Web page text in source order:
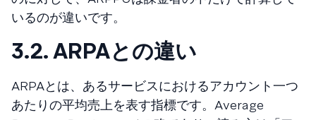
いるのが違いです。
3.2. ARPAとの違い
ARPAとは、あるサービスにおけるアカウント一つ
あたりの平均売上を表す指標です。Average